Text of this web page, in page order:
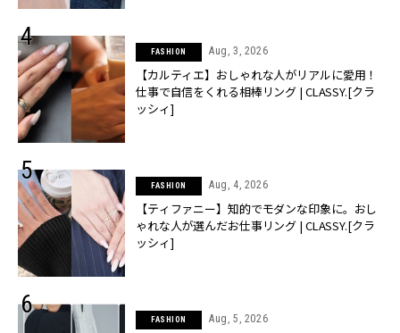
FASHION Aug, 3, 2026
【カルティエ】おしゃれな人がリアルに愛用！
仕事で自信をくれる相棒リング | CLASSY.[クラ
ッシィ]
FASHION Aug, 4, 2026
【ティファニー】知的でモダンな印象に。おし
ゃれな人が選んだお仕事リング | CLASSY.[クラ
ッシィ]
FASHION Aug, 5, 2026